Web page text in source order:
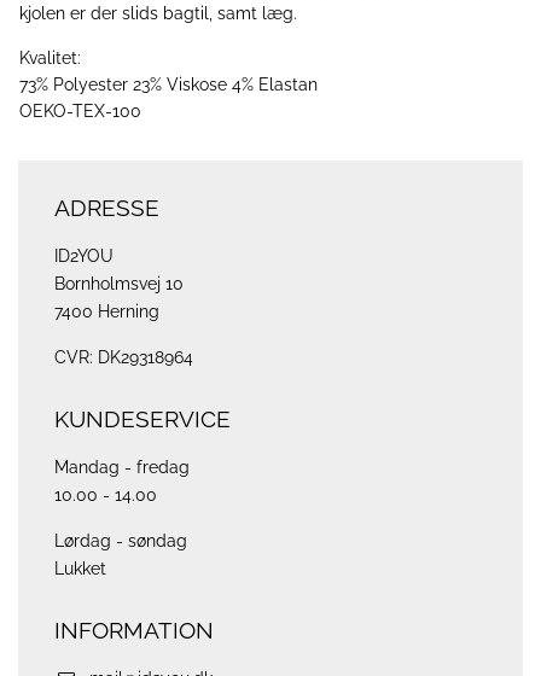
kjolen er der slids bagtil, samt læg.
Kvalitet:
73% Polyester 23% Viskose 4% Elastan
OEKO-TEX-100
ADRESSE
ID2YOU
Bornholmsvej 10
7400 Herning
CVR: DK29318964
KUNDESERVICE
Mandag - fredag
10.00 - 14.00
Lørdag - søndag
Lukket
INFORMATION